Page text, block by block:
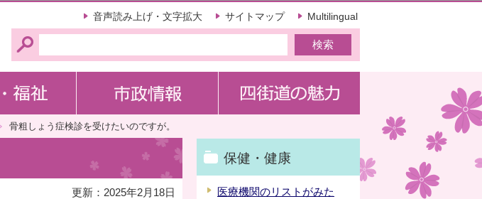
音声読み上げ・文字拡大 サイトマップ Multilingual
骨粗しょう症検診を受けたいのですが。
更新：2025年2月18日
保健・健康
医療機関のリストがみた